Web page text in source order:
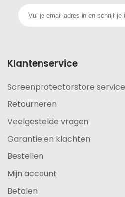
telefoon
Klantenservice
Screenprotectorstore service
Retourneren
Veelgestelde vragen
Garantie en klachten
Bestellen
Mijn account
Betalen